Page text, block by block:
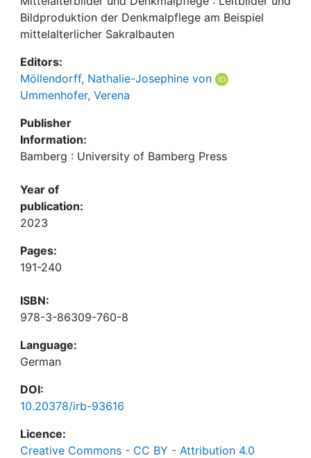
Bildproduktion der Denkmalpflege am Beispiel
mittelalterlicher Sakralbauten
Editors:
Möllendorff, Nathalie-Josephine von
Ummenhofer, Verena
Publisher
Information:
Bamberg : University of Bamberg Press
Year of
publication:
2023
Pages:
191-240
ISBN:
978-3-86309-760-8
Language:
German
DOI:
10.20378/irb-93616
Licence:
Creative Commons - CC BY - Attribution 4.0